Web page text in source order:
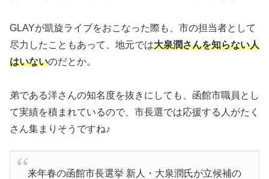
GLAYが凱旋ライブをおこなった際も、市の担当者として
尽力したこともあって、地元では大泉潤さんを知らない人
はいないのだとか。
弟である洋さんの知名度を抜きにしても、函館市職員とし
て実績を積まれているので、市長選では応援する人がたく
さん集まりそうですね♪
来年春の函館市長選挙 新人・大泉潤氏が立候補の